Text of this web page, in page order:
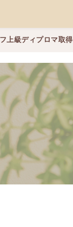
上級ディプロマ取得